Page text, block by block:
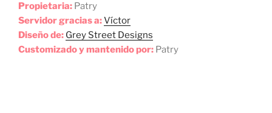
Propietaria: Patry
Servidor gracias a:Víctor
Diseño de: Grey Street Designs
Customizado y mantenido por: Patry